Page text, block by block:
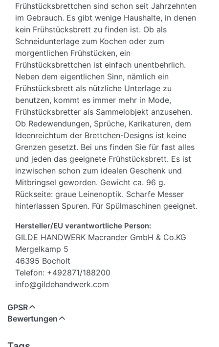
Frühstücksbrettchen sind schon seit Jahrzehnten
im Gebrauch. Es gibt wenige Haushalte, in denen
kein Frühstücksbrett zu finden ist. Ob als
Schneidunterlage zum Kochen oder zum
morgentlichen Frühstücken, ein
Frühstücksbrettchen ist einfach unentbehrlich.
Neben dem eigentlichen Sinn, nämlich ein
Frühstücksbrett als nützliche Unterlage zu
benutzen, kommt es immer mehr in Mode,
Frühstücksbretter als Sammelobjekt anzusehen.
Ob Redewendungen, Sprüche, Karikaturen, dem
Ideenreichtum der Brettchen-Designs ist keine
Grenzen gesetzt. Bei uns finden Sie für fast alles
und jeden das geeignete Frühstücksbrett. Es ist
inzwischen schon zum idealen Geschenk und
Mitbringsel geworden. Gewicht ca. 96 g.
Rückseite: graue Leinenoptik. Scharfe Messer
hinterlassen Spuren. Für Spülmaschinen geeignet.
Hersteller/EU verantwortliche Person:
GILDE HANDWERK Macrander GmbH & Co.KG
Mergelkamp 5
46395 Bocholt
Telefon: +492871/188200
info@gildehandwerk.com
GPSR
Bewertungen